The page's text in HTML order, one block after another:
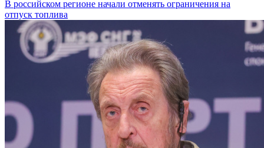
В российском регионе начали отменять ограничения на
отпуск топлива